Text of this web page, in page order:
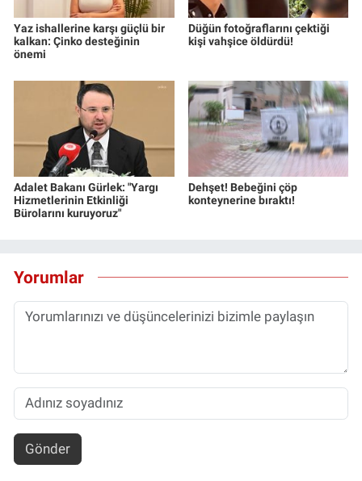
Yaz ishallerine karşı güçlü bir
kalkan: Çinko desteğinin
önemi
Düğün fotoğraflarını çektiği
kişi vahşice öldürdü!
Adalet Bakanı Gürlek: "Yargı
Hizmetlerinin Etkinliği
Bürolarını kuruyoruz"
Dehşet! Bebeğini çöp
konteynerine bıraktı!
Yorumlar
Gönder